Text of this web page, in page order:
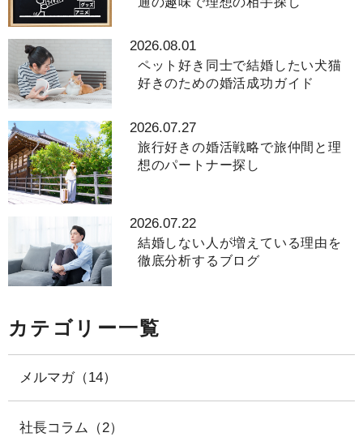
2026.08.01
ペット好き同士で結婚したい犬猫
好きのための婚活成功ガイド
2026.07.27
旅行好きの婚活戦略で旅仲間と理
想のパートナー探し
2026.07.22
結婚しない人が増えている理由を
徹底分析するブログ
カテゴリー一覧
メルマガ（14）
社長コラム（2）